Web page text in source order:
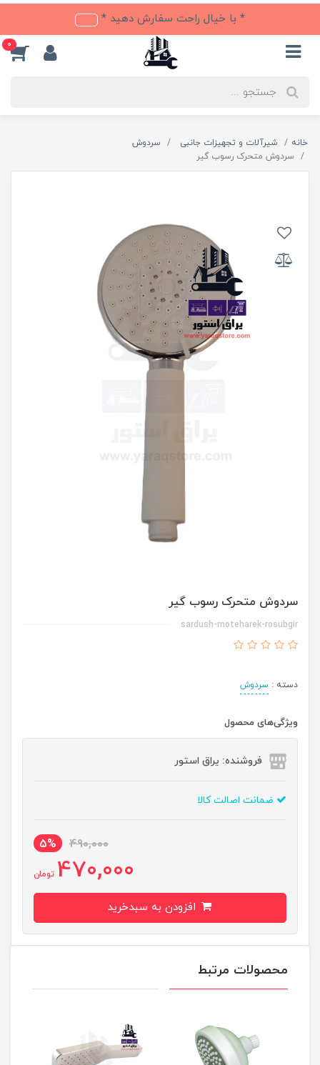
* با خیال راحت سفارش دهید *
0
خانه شیرآلات و تجهیزات جانبی
سردوش
سردوش متحرک رسوب گیر
سردوش متحرک رسوب گیر
sardush-moteharek-rosubgir
دسته : سردوش
ویژگی‌های محصول
فروشنده: یراق استور
ضمانت اصالت کالا
490,000
5%
470,000 تومان
محصولات مرتبط